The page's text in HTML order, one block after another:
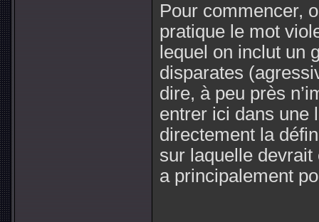
Pour commencer,
pratique le mot
lequel on inclut un
disparates
dire, à peu près
entrer ici dans une
directement la
sur laquelle
a principalement